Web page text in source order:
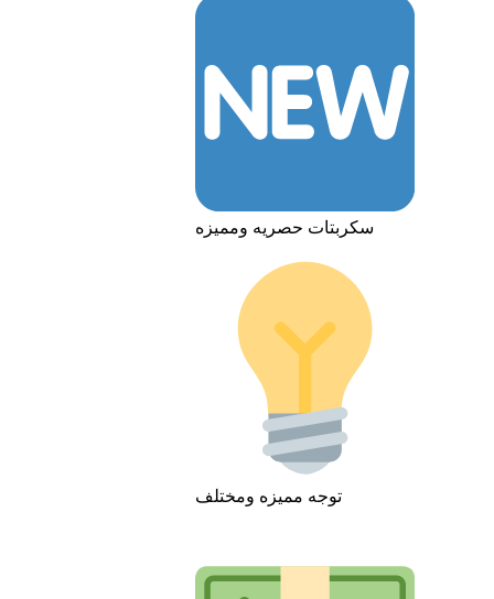
سكربتات حصريه ومميزه
توجه مميزه ومختلف